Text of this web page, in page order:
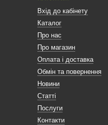
Вхід до кабінету
Каталог
Про нас
Про магазин
Оплата і доставка
Обмін та повернення
Новини
Статті
Послуги
Контакти